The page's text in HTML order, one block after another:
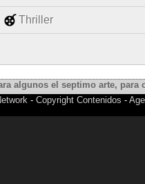
Thriller
algunos el septimo arte,
- Copyright Contenidos -